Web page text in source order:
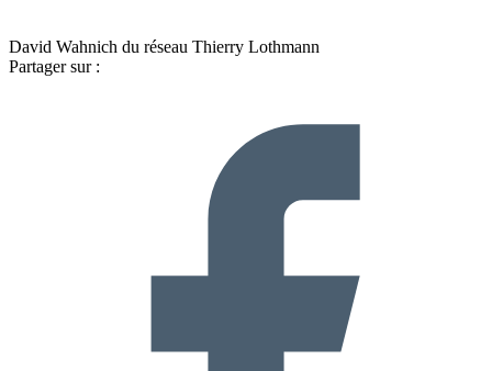
David Wahnich du réseau Thierry Lothmann
Partager sur :